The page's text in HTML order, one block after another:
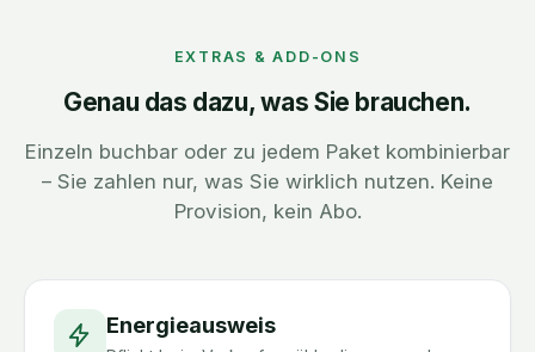
EXTRAS & ADD-ONS
Genau das dazu, was Sie brauchen.
Einzeln buchbar oder zu jedem Paket kombinierbar
– Sie zahlen nur, was Sie wirklich nutzen. Keine
Provision, kein Abo.
Energieausweis